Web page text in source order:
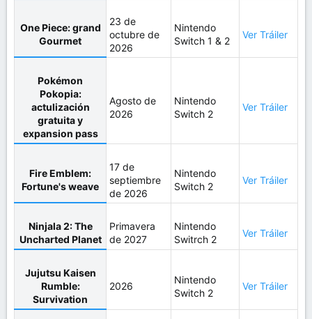
One Piece: grand
Gourmet
23 de
octubre de
2026
Nintendo
Switch 1 & 2
Ver Tráiler
Pokémon
Pokopia:
actulización
gratuita y
expansion pass
Agosto de
2026
Nintendo
Switch 2
Ver Tráiler
Fire Emblem:
Fortune's weave
17 de
septiembre
de 2026
Nintendo
Switch 2
Ver Tráiler
Ninjala 2: The
Uncharted Planet
Primavera
de 2027
Nintendo
Switrch 2
Ver Tráiler
Jujutsu Kaisen
Rumble:
Survivation
2026
Nintendo
Switch 2
Ver Tráiler